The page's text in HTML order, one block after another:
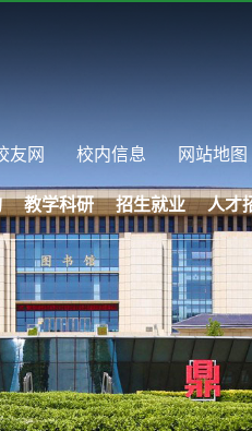
友网 校内信息 网站地图
教学科研 招生就业 人才